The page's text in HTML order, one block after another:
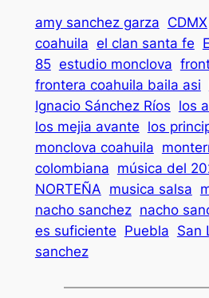
amy sanchez garza CDMX
coahuila el clan santa fe
85 estudio monclova
frontera coahuila baila asi
Ignacio Sánchez Ríos los
los mejia avante los
monclova coahuila
colombiana música del
NORTEÑA musica salsa
nacho sanchez nacho
es suficiente Puebla San
sanchez